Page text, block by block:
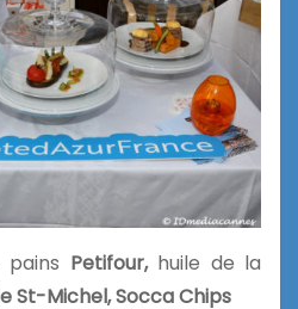
pains Petifour, huile de la
St-Michel, Socca Chips